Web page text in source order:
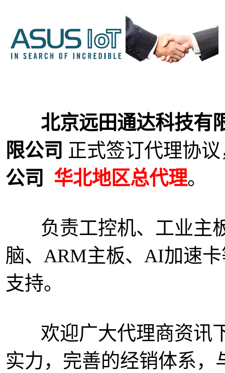
北京远田通达科技有
限公司 正式签订代理协
公司
华北地区总代理。
负责工控机、工业主
脑、ARM主板、AI加速
支持。
欢迎广大代理商资讯
实力，完善的经销体系，